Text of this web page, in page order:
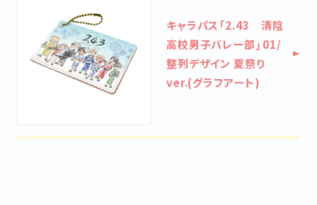
キャラパス「2.43 清陰
高校男子バレー部」01/
整列デザイン 夏祭り
ver.(グラフアート)